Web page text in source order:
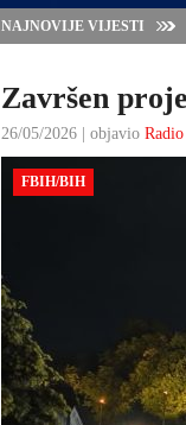
NAJNOVIJE VIJESTI
Završen
26/05/2026 | objavio Radio
FBIH/BIH